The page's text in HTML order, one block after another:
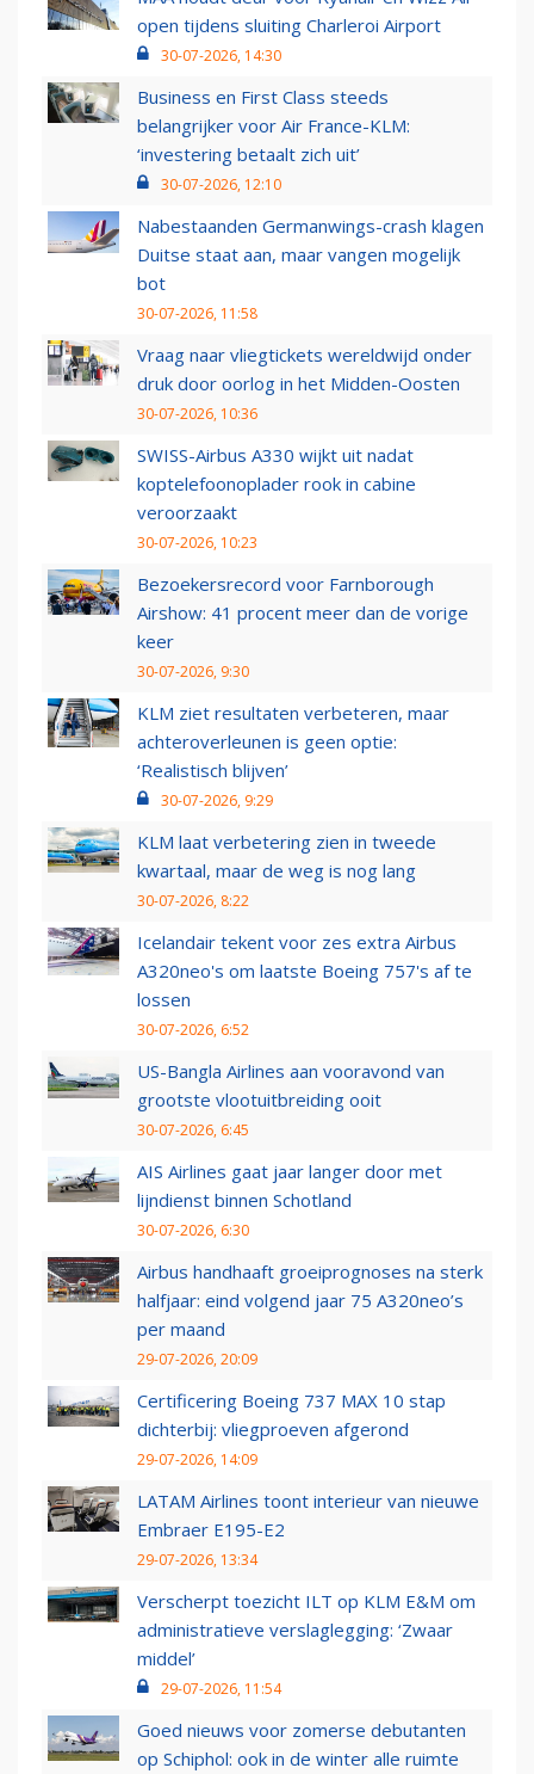
open tijdens sluiting Charleroi Airport
30-07-2026, 14:30
Business en First Class steeds
belangrijker voor Air France-KLM:
‘investering betaalt zich uit’
30-07-2026, 12:10
Nabestaanden Germanwings-crash klagen
Duitse staat aan, maar vangen mogelijk
bot
30-07-2026, 11:58
Vraag naar vliegtickets wereldwijd onder
druk door oorlog in het Midden-Oosten
30-07-2026, 10:36
SWISS-Airbus A330 wijkt uit nadat
koptelefoonoplader rook in cabine
veroorzaakt
30-07-2026, 10:23
Bezoekersrecord voor Farnborough
Airshow: 41 procent meer dan de vorige
keer
30-07-2026, 9:30
KLM ziet resultaten verbeteren, maar
achteroverleunen is geen optie:
‘Realistisch blijven’
30-07-2026, 9:29
KLM laat verbetering zien in tweede
kwartaal, maar de weg is nog lang
30-07-2026, 8:22
Icelandair tekent voor zes extra Airbus
A320neo's om laatste Boeing 757's af te
lossen
30-07-2026, 6:52
US-Bangla Airlines aan vooravond van
grootste vlootuitbreiding ooit
30-07-2026, 6:45
AIS Airlines gaat jaar langer door met
lijndienst binnen Schotland
30-07-2026, 6:30
Airbus handhaaft groeiprognoses na sterk
halfjaar: eind volgend jaar 75 A320neo’s
per maand
29-07-2026, 20:09
Certificering Boeing 737 MAX 10 stap
dichterbij: vliegproeven afgerond
29-07-2026, 14:09
LATAM Airlines toont interieur van nieuwe
Embraer E195-E2
29-07-2026, 13:34
Verscherpt toezicht ILT op KLM E&M om
administratieve verslaglegging: ‘Zwaar
middel’
29-07-2026, 11:54
Goed nieuws voor zomerse debutanten
op Schiphol: ook in de winter alle ruimte